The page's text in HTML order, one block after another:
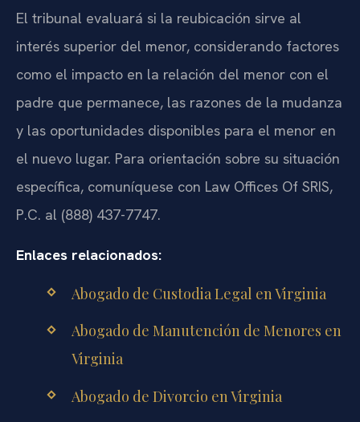
El tribunal evaluará si la reubicación sirve al
interés superior del menor, considerando factores
como el impacto en la relación del menor con el
padre que permanece, las razones de la mudanza
y las oportunidades disponibles para el menor en
el nuevo lugar. Para orientación sobre su situación
específica, comuníquese con Law Offices Of SRIS,
P.C. al (888) 437-7747.
Enlaces relacionados:
Abogado de Custodia Legal en Virginia
Abogado de Manutención de Menores en
Virginia
Abogado de Divorcio en Virginia